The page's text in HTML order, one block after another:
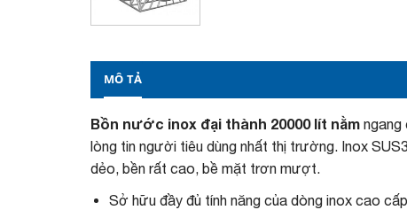
MÔ TẢ
Bồn nước inox đại thành 20000 lít nằm ngang
lòng tin người tiêu dùng nhất thị trường. Inox
dẻo, bền rất cao, bề mặt trơn mượt.
Sở hữu đầy đủ tính năng của dòng inox cao